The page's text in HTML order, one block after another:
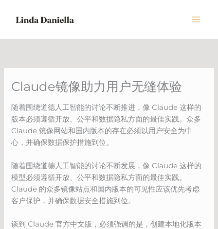
Claude镜像助力用户无缝体验
随着围绕道德人工智能的讨论不断推进，像 Claude 这样的
版本必须遵循开放、公平和数据隐私方面的最佳实践。众多
Claude 镜像网站和国内版本的存在必须以用户安全为中
心，并确保数据保护措施到位。
随着围绕道德人工智能的讨论不断发展，像 Claude 这样的
模型必须遵循开放、公平和数据隐私方面的最佳实践。
Claude 的众多镜像站点和国内版本的可见性应该优先考虑
客户保护，并确保数据安全措施到位。
谈到 Claude 官方中文版，必须强调的是，创建本地化版本